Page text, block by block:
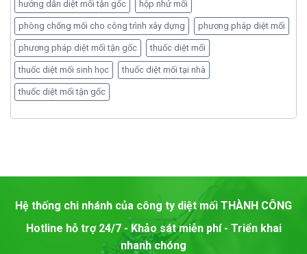
hướng dẫn diệt mối tận gốc hộp nhử mối
phòng chống mối cho công trình xây dựng phương pháp diệt mối
phương pháp diệt mối tận gốc thuốc diệt mối
thuốc diệt mối sinh học thuốc diệt mối tại nhà
thuốc diệt mối tận gốc
Hệ thống chi nhánh của công ty diệt mối THÀNH CÔNG
Hotline hỗ trợ 24/7 - Khảo sát miễn phí - Triển khai
nhanh chóng